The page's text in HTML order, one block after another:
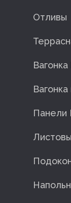
Отливы
Панели